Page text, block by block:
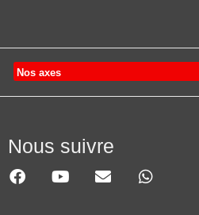
Nos axes
Nous suivre